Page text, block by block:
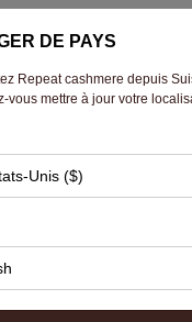
DE PAYS
Repeat cashmere depuis
vous mettre à jour votre
Unis ($)